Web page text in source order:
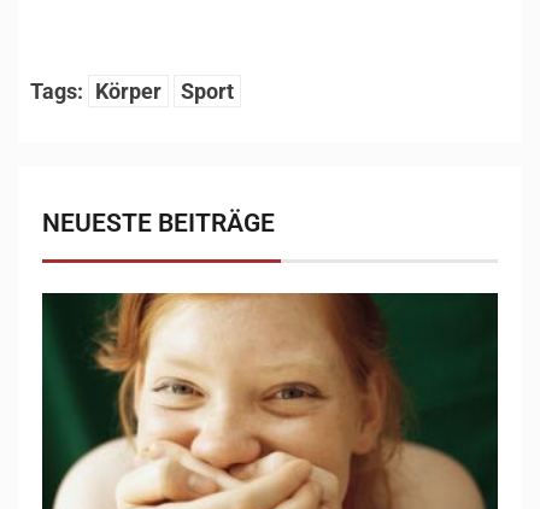
Tags: Körper Sport
NEUESTE BEITRÄGE